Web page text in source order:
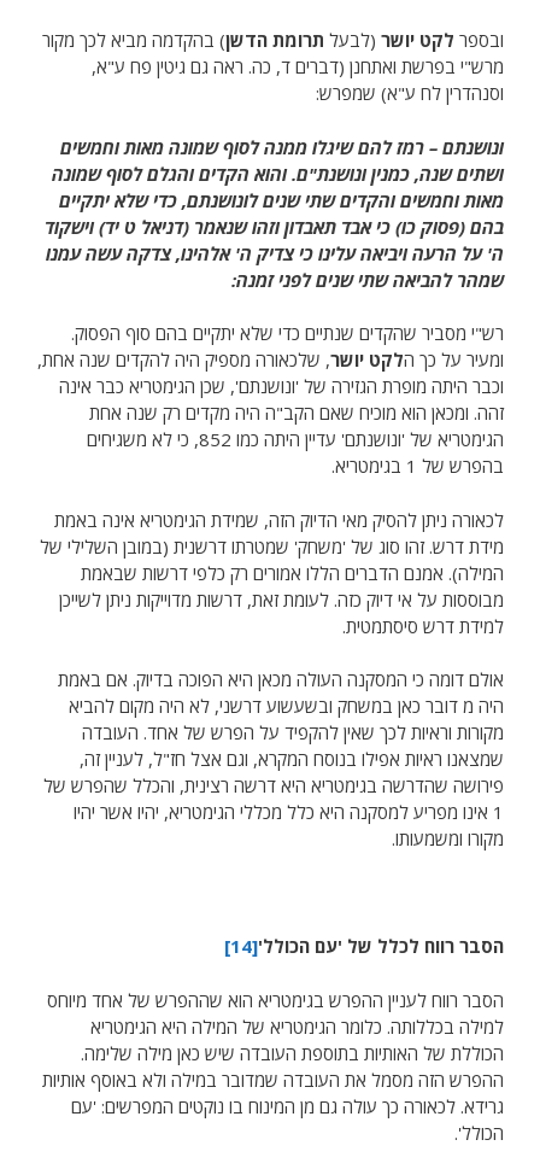
ובספר לקט יושר (לבעל תרומת הדשן) בהקדמה מביא לכך מקור
מרש"י בפרשת ואתחנן (דברים ד, כה. ראה גם גיטין פח ע"א,
וסנהדרין לח ע"א) שמפרש:
ונושנתם – רמז להם שיגלו ממנה לסוף שמונה מאות וחמשים
ושתים שנה, כמנין ונושנת"ם. והוא הקדים והגלם לסוף שמונה
מאות וחמשים והקדים שתי שנים לונושנתם, כדי שלא יתקיים
בהם (פסוק כו) כי אבד תאבדון וזהו שנאמר (דניאל ט יד) וישקוד
ה' על הרעה ויביאה עלינו כי צדיק ה' אלהינו, צדקה עשה עמנו
שמהר להביאה שתי שנים לפני זמנה:
רש"י מסביר שהקדים שנתיים כדי שלא יתקיים בהם סוף הפסוק.
ומעיר על כך הלקט יושר, שלכאורה מספיק היה להקדים שנה אחת,
וכבר היתה מופרת הגזירה של 'ונושנתם', שכן הגימטריא כבר אינה
זהה. ומכאן הוא מוכיח שאם הקב"ה היה מקדים רק שנה אחת
הגימטריא של 'ונושנתם' עדיין היתה כמו 852, כי לא משגיחים
בהפרש של 1 בגימטריא.
לכאורה ניתן להסיק מאי הדיוק הזה, שמידת הגימטריא אינה באמת
מידת דרש. זהו סוג של 'משחק' שמטרתו דרשנית (במובן השלילי של
המילה). אמנם הדברים הללו אמורים רק כלפי דרשות שבאמת
מבוססות על אי דיוק כזה. לעומת זאת, דרשות מדוייקות ניתן לשייכן
למידת דרש סיסתמטית.
אולם דומה כי המסקנה העולה מכאן היא הפוכה בדיוק. אם באמת
היה מ דובר כאן במשחק ובשעשוע דרשני, לא היה מקום להביא
מקורות וראיות לכך שאין להקפיד על הפרש של אחד. העובדה
שמצאנו ראיות אפילו בנוסח המקרא, וגם אצל חז"ל, לעניין זה,
פירושה שהדרשה בגימטריא היא דרשה רצינית, והכלל שהפרש של
1 אינו מפריע למסקנה היא כלל מכללי הגימטריא, יהיו אשר יהיו
מקורו ומשמעותו.
הסבר רווח לכלל של 'עם הכולל'[14]
הסבר רווח לעניין ההפרש בגימטריא הוא שההפרש של אחד מיוחס
למילה בכללותה. כלומר הגימטריא של המילה היא הגימטריא
הכוללת של האותיות בתוספת העובדה שיש כאן מילה שלימה.
ההפרש הזה מסמל את העובדה שמדובר במילה ולא באוסף אותיות
גרידא. לכאורה כך עולה גם מן המינוח בו נוקטים המפרשים: 'עם
הכולל'.